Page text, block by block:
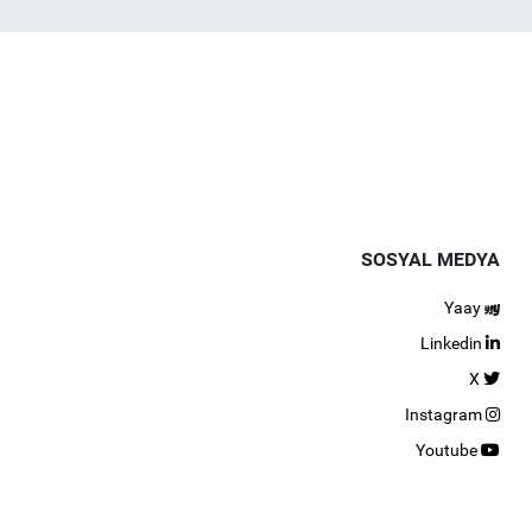
SOSYAL MEDYA
Yaay
Linkedin
X
Instagram
Youtube